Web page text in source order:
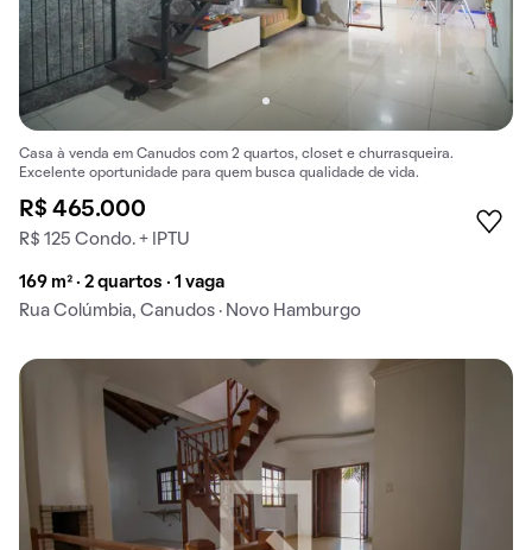
Casa à venda em Canudos com 2 quartos, closet e churrasqueira.
Excelente oportunidade para quem busca qualidade de vida.
R$ 465.000
R$ 125 Condo. + IPTU
169 m² · 2 quartos · 1 vaga
Rua Colúmbia, Canudos · Novo Hamburgo